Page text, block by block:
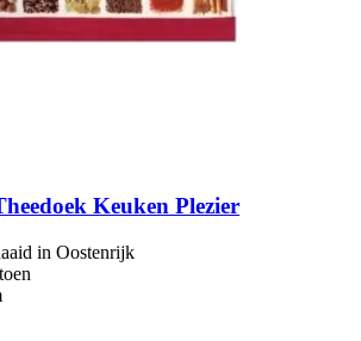
Keuken Plezier
in Oostenrijk